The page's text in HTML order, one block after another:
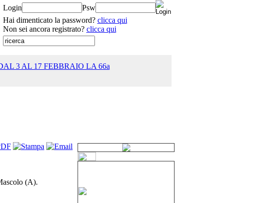
Login
Psw
Hai dimenticato la password? clicca qui
Non sei ancora registrato? clicca qui
3 AL 17 FEBBRAIO LA 66a
(A).